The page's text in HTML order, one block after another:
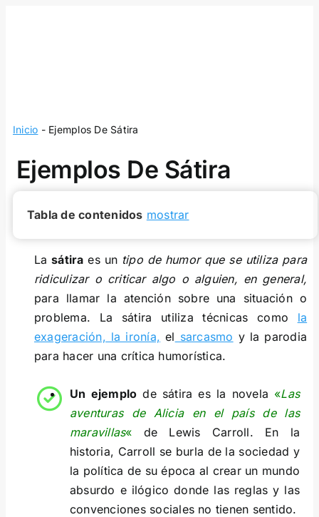
Inicio - Ejemplos De Sátira
Ejemplos De Sátira
Tabla de contenidos mostrar
Lasátira es un tipo de humor que se utiliza para
ridiculizar o criticar algo o alguien, en general,
para llamar la atención sobre una situación o
problema. La sátira utiliza técnicas como la
exageración, la ironía, el sarcasmo y la parodia
para hacer una crítica humorística.
Un ejemplo de sátira es la novela «Las
aventuras de Alicia en el país de las
maravillas« de Lewis Carroll. En la
historia, Carroll se burla de la sociedad y
la política de su época al crear un mundo
absurdo e ilógico donde las reglas y las
convenciones sociales no tienen sentido.